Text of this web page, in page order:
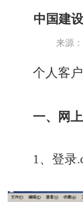
中国建
来源
个人客户
一、网上
1、登录